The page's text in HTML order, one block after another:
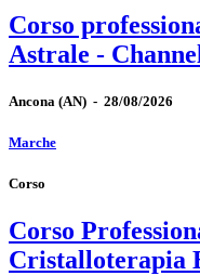
Corso
Astrale -
Ancona (AN) - 28/08/2026
Marche
Corso
Corso
Cristalloterapia